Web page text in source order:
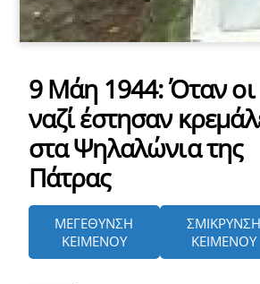
9 Μάη 1944: Όταν οι
ναζί έστησαν
στα Ψηλαλώνια της
Πάτρας
ΜΕΓΕΘΥΝΣΗ
ΚΕΙΜΕΝΟΥ
ΣΜΙΚΡΥΝΣΗ
ΚΕΙΜΕΝΟΥ